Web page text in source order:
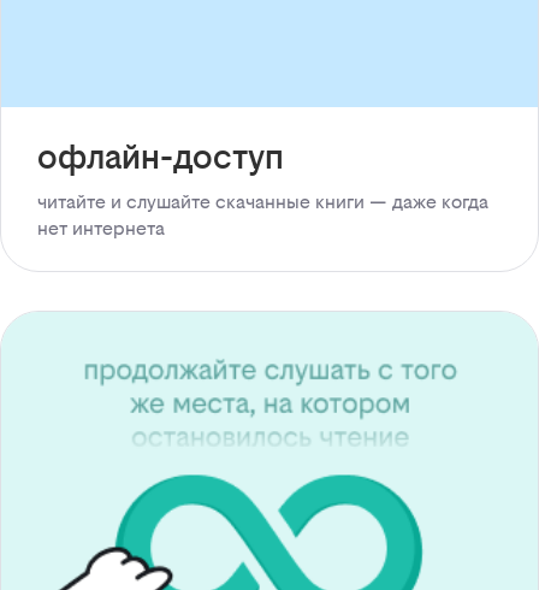
офлайн-доступ
читайте и слушайте скачанные книги — даже когда
нет интернета